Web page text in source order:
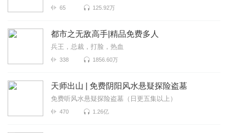
65 125.92万
都市之无敌高手|精品免费多人
兵王，总裁，打脸，热血
338 1856.60万
天师出山 | 免费阴阳风水悬疑探险盗墓
免费听风水悬疑探险盗墓（日更五集以上）
470 1.26亿